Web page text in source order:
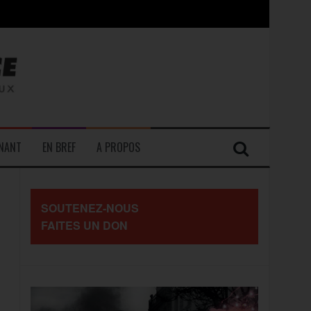
les travailleurs »
EN BREF A PROPOS
SOUTENEZ-NOUS
FAITES UN DON